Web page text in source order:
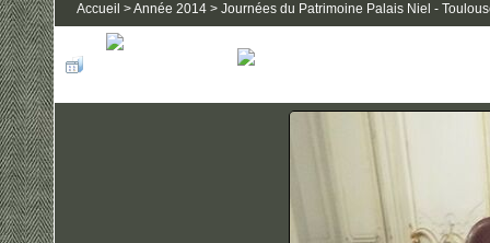
Accueil >Année 2014 > Journées du Patrimoine Palais Niel -